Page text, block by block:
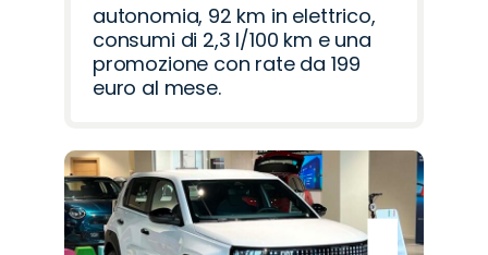
autonomia, 92 km in elettrico,
consumi di 2,3 l/100 km e una
promozione con rate da 199
euro al mese.